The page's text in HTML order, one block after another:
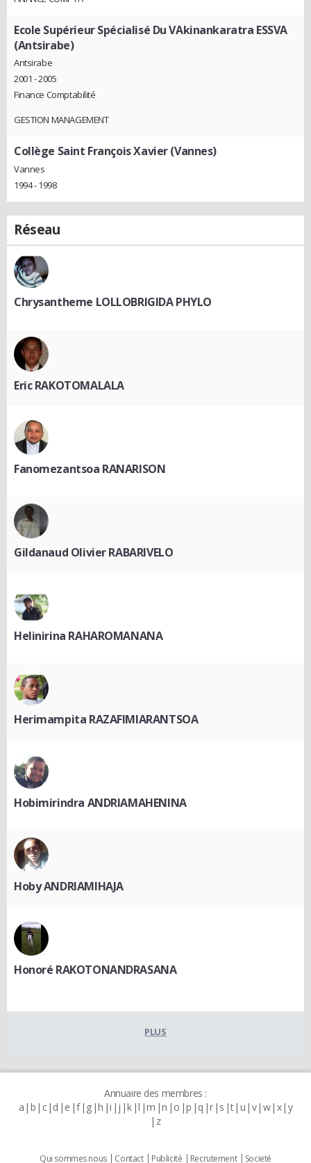
Ecole Supérieur Spécialisé Du VAkinankaratra ESSVA
(Antsirabe)
Antsirabe
2001 - 2005
Finance Comptabilité
GESTION MANAGEMENT
Collège Saint François Xavier (Vannes)
Vannes
1994 - 1998
Réseau
Chrysantheme LOLLOBRIGIDA PHYLO
Eric RAKOTOMALALA
Fanomezantsoa RANARISON
Gildanaud Olivier RABARIVELO
Helinirina RAHAROMANANA
Herimampita RAZAFIMIARANTSOA
Hobimirindra ANDRIAMAHENINA
Hoby ANDRIAMIHAJA
Honoré RAKOTONANDRASANA
PLUS
Annuaire des membres :
a b c d e f g h i j k l m n o p q r s t u v w x y
z
Qui sommes nous Contact Publicité Recrutement Societé